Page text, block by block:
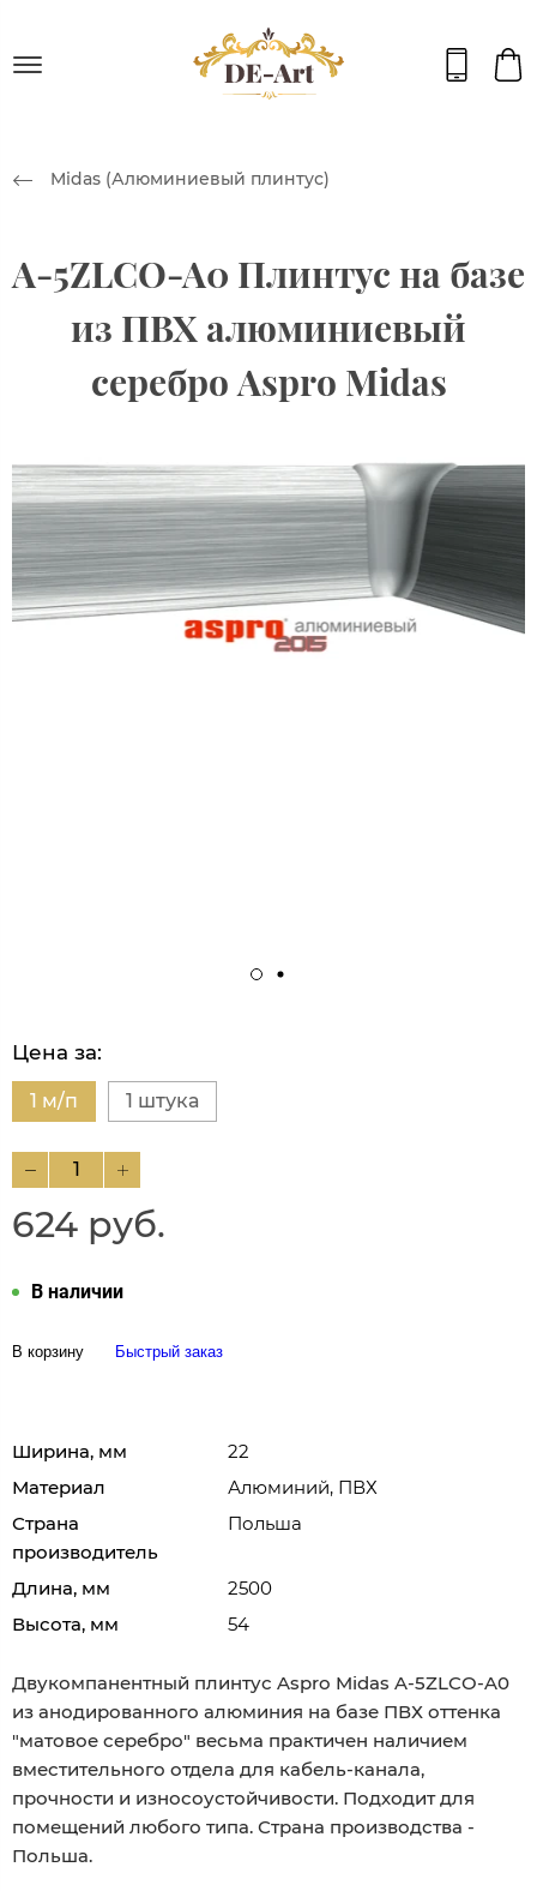
Midas (Алюминиевый плинтус)
A-5ZLCO-A0 Плинтус на базе
из ПВХ алюминиевый
серебро Aspro Midas
Цена за:
1 м/п 1 штука
624 руб.
В наличии
В корзину Быстрый заказ
Ширина, мм
22
Материал
Алюминий, ПВХ
Страна
производитель
Польша
Длина, мм
2500
Высота, мм
54
Двукомпанентный плинтус Aspro Midas A-5ZLCO-A0
из анодированного алюминия на базе ПВХ оттенка
"матовое серебро" весьма практичен наличием
вместительного отдела для кабель-канала,
прочности и износоустойчивости. Подходит для
помещений любого типа. Страна производства -
Польша.